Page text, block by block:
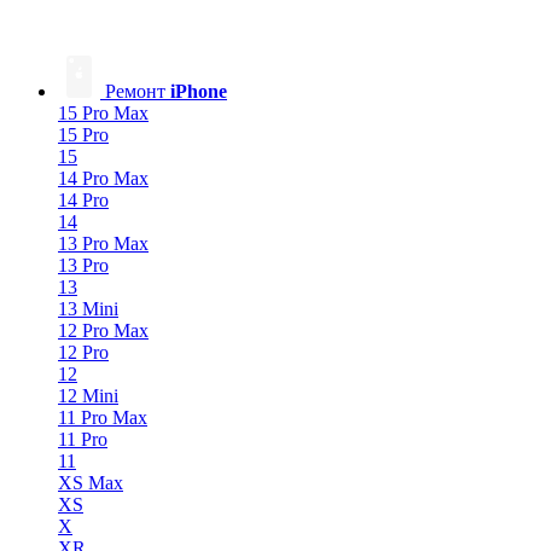
Ремонт iPhone
15 Pro Max
15 Pro
15
14 Pro Max
14 Pro
14
13 Pro Max
13 Pro
13
13 Mini
12 Pro Max
12 Pro
12
12 Mini
11 Pro Max
11 Pro
11
XS Max
XS
X